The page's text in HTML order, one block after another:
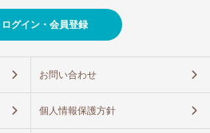
ログイン・会員登録
お問い合わせ
個人情報保護方針